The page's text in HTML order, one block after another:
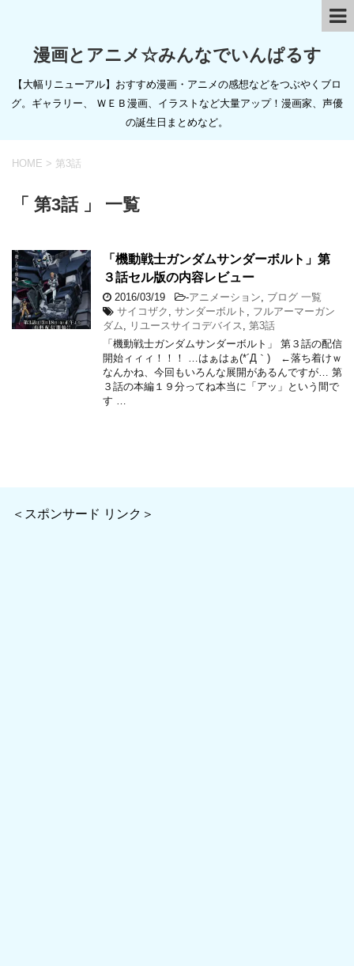
漫画とアニメ☆みんなでいんぱるす
【大幅リニューアル】おすすめ漫画・アニメの感想などをつぶやくブロ
グ。ギャラリー、 ＷＥＢ漫画、イラストなど大量アップ！漫画家、声優
の誕生日まとめなど。
HOME > 第3話
「 第3話 」 一覧
「機動戦士ガンダムサンダーボルト」第
３話セル版の内容レビュー
2016/03/19 -アニメーション
ブログ 一覧
サイコザク
サンダーボルト
フルアーマーガン
ダム
リユースサイコデバイス
第3話
「機動戦士ガンダムサンダーボルト」 第３話の配信
開始ィィィ！！！ …はぁはぁ(*´Д｀) ←落ち着けｗ
なんかね、今回もいろんな展開があるんですが… 第
３話の本編１９分ってね本当に「アッ」という間で
す …
＜スポンサード リンク＞